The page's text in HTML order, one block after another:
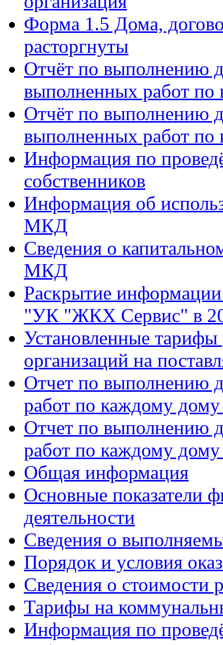
Форма 1.5 Дома,
расторгнуты
Отчёт по выполнению
выполненных работ по
Отчёт по выполнению
выполненных работ по
Информация по
собственников
Информация об
МКД
Сведения о
МКД
Раскрытие
"УК "ЖКХ Сервис" в
Установленные
организаций на
Отчет по выполнению
работ по каждому
Отчет по выполнению
работ по каждому
Общая информация
Основные показатели
деятельности
Сведения о
Порядок и условия
Сведения о стоимости
Тарифы на
Информация по